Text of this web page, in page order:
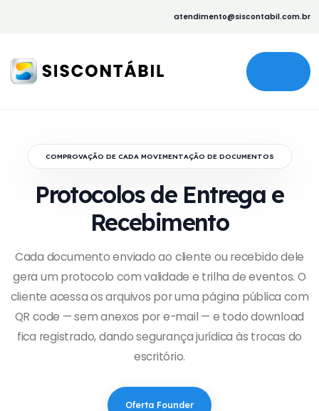
atendimento@siscontabil.com.br
COMPROVAÇÃO DE CADA MOVIMENTAÇÃO DE DOCUMENTOS
Protocolos de Entrega e
Recebimento
Cada documento enviado ao cliente ou recebido dele
gera um protocolo com validade e trilha de eventos. O
cliente acessa os arquivos por uma página pública com
QR code — sem anexos por e-mail — e todo download
fica registrado, dando segurança jurídica às trocas do
escritório.
Oferta Founder